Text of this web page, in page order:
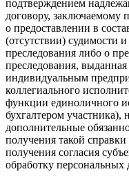
подтверждением
договору, заключаемому
о предоставлении в
(отсутствии) судимости
преследования либо о
преследования,
индивидуальным
коллегиального
функции единоличного
бухгалтером участника),
дополнительные
получения такой
получения согласия
обработку персональных